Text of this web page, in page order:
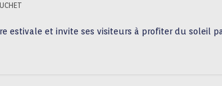
estivale et invite ses visiteurs à profiter du soleil